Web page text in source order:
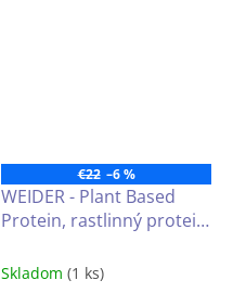
€22 –6 %
WEIDER - Plant Based
Protein, rastlinný protein
Skladom (1 ks)